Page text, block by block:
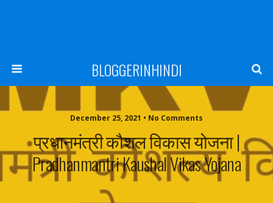
BLOGGERINHINDI
December 25, 2021 • No Comments
प्रधानमंत्री कौशल विकास योजना |
Pradhanmantri Kaushal Vikas Yojana